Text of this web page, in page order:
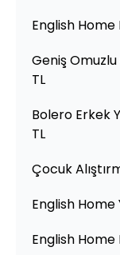
English Home
Geniş
TL
Bolero Erkek
TL
Çocuk
English Home
English Home